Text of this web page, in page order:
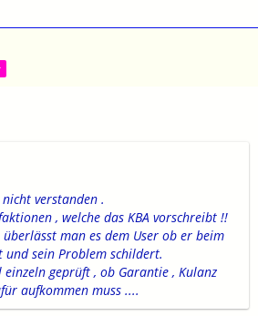
verstanden .
, welche das KBA vorschreibt !!
man es dem User ob er beim
und sein Problem schildert.
geprüft , ob Garantie , Kulanz
aufkommen muss ....